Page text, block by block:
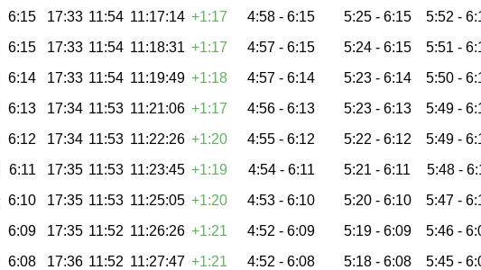
6:15 17:33 11:54 11:17:14 +1:17 4:58 - 6:15 5:25 - 6:15 5:52 -
6:15 17:33 11:54 11:18:31 +1:17 4:57 - 6:15 5:24 - 6:15 5:51 -
6:14 17:33 11:54 11:19:49 +1:18 4:57 - 6:14 5:23 - 6:14 5:50 -
6:13 17:34 11:53 11:21:06 +1:17 4:56 - 6:13 5:23 - 6:13 5:49 -
6:12 17:34 11:53 11:22:26 +1:20 4:55 - 6:12 5:22 - 6:12 5:49 -
6:11 17:35 11:53 11:23:45 +1:19 4:54 - 6:11 5:21 - 6:11 5:48 -
6:10 17:35 11:53 11:25:05 +1:20 4:53 - 6:10 5:20 - 6:10 5:47 -
6:09 17:35 11:52 11:26:26 +1:21 4:52 - 6:09 5:19 - 6:09 5:46 -
6:08 17:36 11:52 11:27:47 +1:21 4:52 - 6:08 5:18 - 6:08 5:45 -